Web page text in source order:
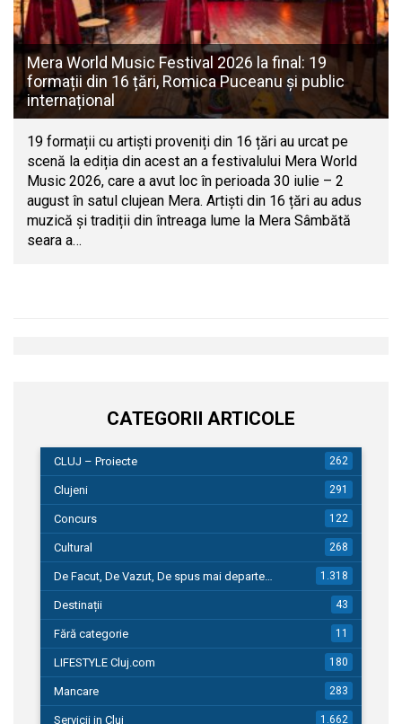
Mera World Music Festival 2026 la final: 19
formații din 16 țări, Romica Puceanu și public
internațional
19 formații cu artiști proveniți din 16 țări au urcat pe
scenă la ediția din acest an a festivalului Mera World
Music 2026, care a avut loc în perioada 30 iulie – 2
august în satul clujean Mera. Artiști din 16 țări au adus
muzică și tradiții din întreaga lume la Mera Sâmbătă
seara a…
CATEGORII ARTICOLE
CLUJ – Proiecte 262
Clujeni 291
Concurs 122
Cultural 268
De Facut, De Vazut, De spus mai departe… 1.318
Destinații 43
Fără categorie 11
LIFESTYLE Cluj.com 180
Mancare 283
Servicii in Cluj 1.662